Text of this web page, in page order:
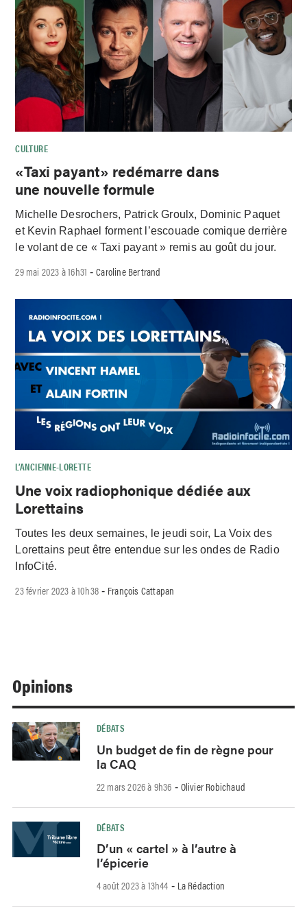
CULTURE
«Taxi payant» redémarre dans
une nouvelle formule
Michelle Desrochers, Patrick Groulx, Dominic Paquet
et Kevin Raphael forment l’escouade comique derrière
le volant de ce « Taxi payant » remis au goût du jour.
29 mai 2023 à 16h31 -Caroline Bertrand
L’ANCIENNE-LORETTE
Une voix radiophonique dédiée aux
Lorettains
Toutes les deux semaines, le jeudi soir, La Voix des
Lorettains peut être entendue sur les ondes de Radio
InfoCité.
23 février 2023 à 10h38 - François Cattapan
Opinions
DÉBATS
Un budget de fin de règne pour
la CAQ
22 mars 2026 à 9h36 - Olivier Robichaud
DÉBATS
D’un « cartel » à l’autre à
l’épicerie
4 août 2023 à 13h44 - La Rédaction